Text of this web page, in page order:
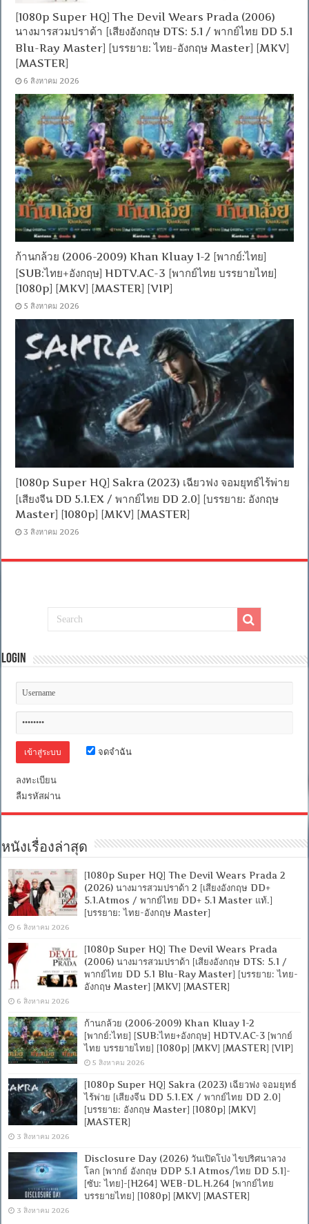
[1080p Super HQ] The Devil Wears Prada (2006)
นางมารสวมปราด้า [เสียงอังกฤษ DTS: 5.1 / พากย์ไทย DD 5.1
Blu-Ray Master] [บรรยาย: ไทย-อังกฤษ Master] [MKV]
[MASTER]
6 สิงหาคม 2026
ก้านกล้วย (2006-2009) Khan Kluay 1-2 [พากย์:ไทย]
[SUB:ไทย+อังกฤษ] HDTV.AC-3 [พากย์ไทย บรรยายไทย]
[1080p] [MKV] [MASTER] [VIP]
5 สิงหาคม 2026
[1080p Super HQ] Sakra (2023) เฉียวฟง จอมยุทธ์ไร้พ่าย
[เสียงจีน DD 5.1.EX / พากย์ไทย DD 2.0] [บรรยาย: อังกฤษ
Master] [1080p] [MKV] [MASTER]
3 สิงหาคม 2026
Login
จดจำฉัน
ลงทะเบียน
ลืมรหัสผ่าน
หนังเรื่องล่าสุด
[1080p Super HQ] The Devil Wears Prada 2
(2026) นางมารสวมปราด้า 2 [เสียงอังกฤษ DD+
5.1.Atmos / พากย์ไทย DD+ 5.1 Master แท้.]
[บรรยาย: ไทย-อังกฤษ Master]
6 สิงหาคม 2026
[1080p Super HQ] The Devil Wears Prada
(2006) นางมารสวมปราด้า [เสียงอังกฤษ DTS: 5.1 /
พากย์ไทย DD 5.1 Blu-Ray Master] [บรรยาย: ไทย-
อังกฤษ Master] [MKV] [MASTER]
6 สิงหาคม 2026
ก้านกล้วย (2006-2009) Khan Kluay 1-2
[พากย์:ไทย] [SUB:ไทย+อังกฤษ] HDTV.AC-3 [พากย์
ไทย บรรยายไทย] [1080p] [MKV] [MASTER] [VIP]
5 สิงหาคม 2026
[1080p Super HQ] Sakra (2023) เฉียวฟง จอมยุทธ์
ไร้พ่าย [เสียงจีน DD 5.1.EX / พากย์ไทย DD 2.0]
[บรรยาย: อังกฤษ Master] [1080p] [MKV]
[MASTER]
3 สิงหาคม 2026
Disclosure Day (2026) วันเปิดโปง ไขปริศนาลวง
โลก [พากย์ อังกฤษ DDP 5.1 Atmos/ไทย DD 5.1]-
[ซับ: ไทย]-[H264] WEB-DL.H.264 [พากย์ไทย
บรรยายไทย] [1080p] [MKV] [MASTER]
3 สิงหาคม 2026